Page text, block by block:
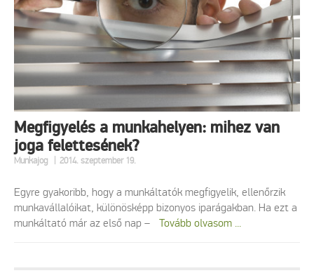
Megfigyelés a munkahelyen: mihez van
joga felettesének?
Munkajog 2014. szeptember 19.
Egyre gyakoribb, hogy a munkáltatók megfigyelik, ellenőrzik
munkavállalóikat, különösképp bizonyos iparágakban. Ha ezt a
munkáltató már az első nap –
Tovább olvasom ...